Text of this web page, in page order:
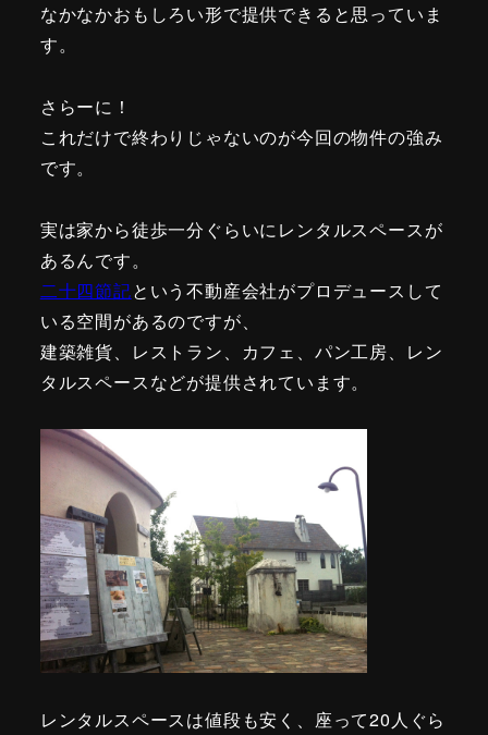
なかなかおもしろい形で提供できると思っていま
す。
さらーに！
これだけで終わりじゃないのが今回の物件の強み
です。
実は家から徒歩一分ぐらいにレンタルスペースが
あるんです。
二十四節記という不動産会社がプロデュースして
いる空間があるのですが、
建築雑貨、レストラン、カフェ、パン工房、レン
タルスペースなどが提供されています。
レンタルスペースは値段も安く、座って20人ぐら